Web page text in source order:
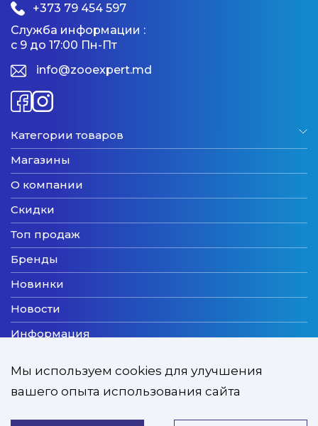
+373 79 454 597
Служба информации :
с 9 до 17:00 Пн-Пт
info@zooexpert.md
Категории товаров
Магазины
О компании
Скидки
Топ продаж
Бренды
Новинки
Новости
Информация
Мы используем cookies для улучшения
вашего опыта использования сайта